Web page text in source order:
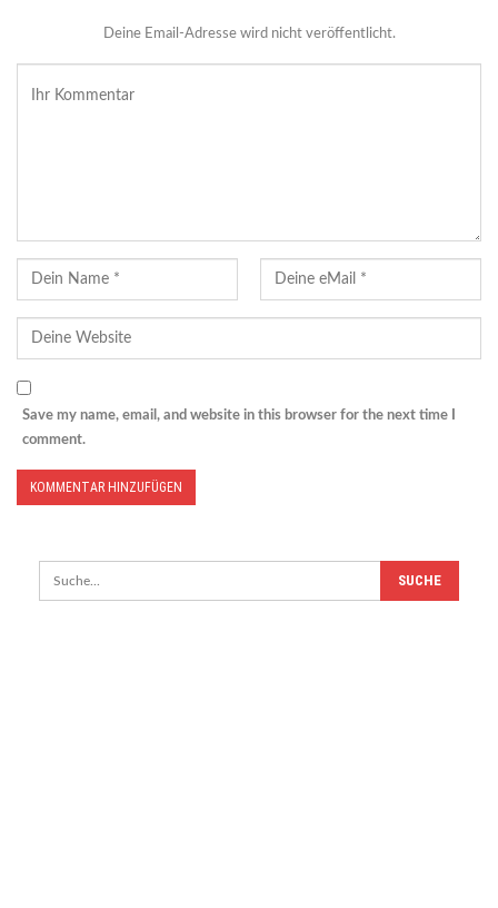
Deine Email-Adresse wird nicht veröffentlicht.
Save my name, email, and website in this browser for the next time I
comment.